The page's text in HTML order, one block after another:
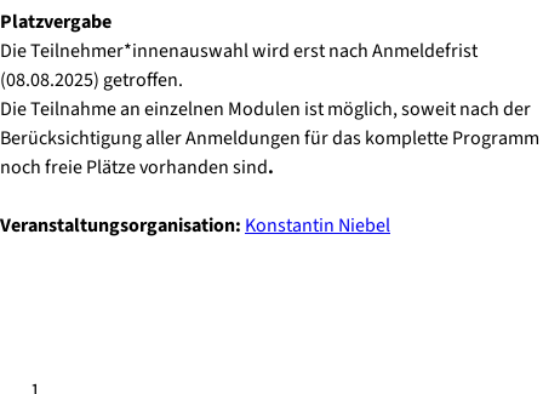
Platzvergabe
Die Teilnehmer*innenauswahl wird erst nach Anmeldefrist
(08.08.2025) getroffen.
Die Teilnahme an einzelnen Modulen ist möglich, soweit nach der
Berücksichtigung aller Anmeldungen für das komplette Programm
noch freie Plätze vorhanden sind.
Veranstaltungsorganisation: Konstantin Niebel